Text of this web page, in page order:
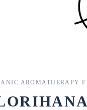
AROMATHERAPY